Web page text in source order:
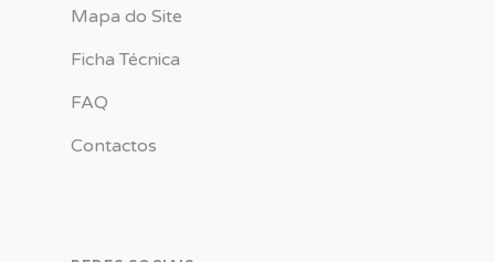
Mapa do Site
Ficha Técnica
FAQ
Contactos